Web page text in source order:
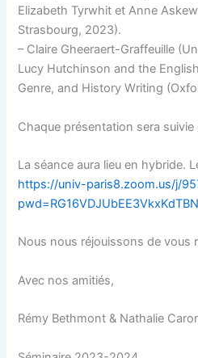
Elizabeth Tyrwhit et Anne
Strasbourg, 2023).
– Claire Gheeraert-Graffeuille
Lucy Hutchinson and the
Genre, and History Writing
Chaque présentation sera suivie
La séance aura lieu en hybride.
https://univ-paris8.zoom.us/j/
Nous nous réjouissons de vous
Avec nos amitiés,
Rémy Bethmont & Nathalie